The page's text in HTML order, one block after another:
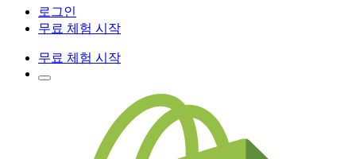
로그인
무료 체험 시작
무료 체험 시작